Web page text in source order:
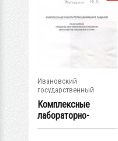
Ивановский
государственный
энергетический...
Комплексные
лабораторно-
домашние задания